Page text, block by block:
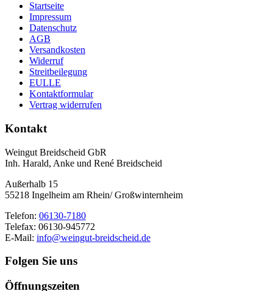
Startseite
Impressum
Datenschutz
AGB
Versandkosten
Widerruf
Streitbeilegung
EULLE
Kontaktformular
Vertrag widerrufen
Kontakt
Weingut Breidscheid GbR
Inh. Harald, Anke und René Breidscheid
Außerhalb 15
55218 Ingelheim am Rhein/ Großwinternheim
Telefon: 06130-7180
Telefax: 06130-945772
E-Mail: info@weingut-breidscheid.de
Folgen Sie uns
Öffnungszeiten